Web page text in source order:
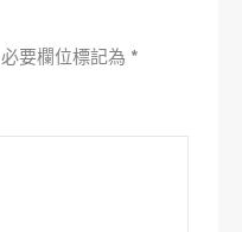
必要欄位標記為 *